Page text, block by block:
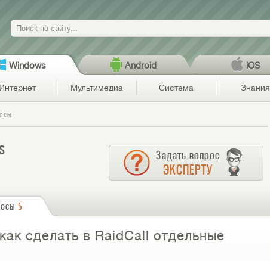
Поиск
Windows Android iOS
Интернет Мультимедиа Система Знания
Задать вопрос
ЭКСПЕРТУ
5
сделать в RaidCall отдельные